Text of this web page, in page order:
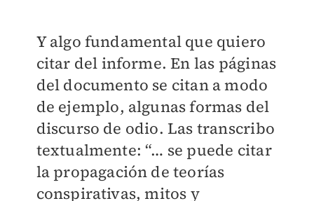
Y algo fundamental que quiero
citar del informe. En las páginas
del documento se citan a modo
de ejemplo, algunas formas del
discurso de odio. Las transcribo
textualmente: “… se puede citar
la propagación de teorías
conspirativas, mitos y